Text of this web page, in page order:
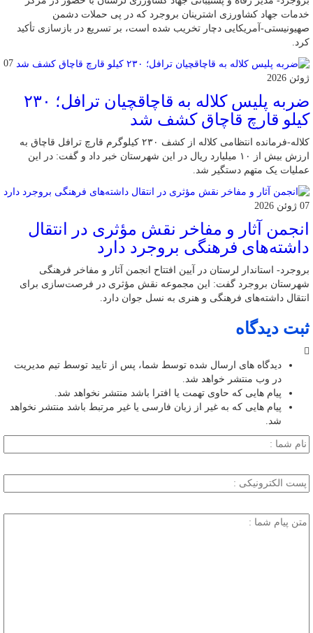
خدمات جهاد کشاورزی اشترینان بروجرد که در پی حملات دشمن
صهیونیستی-آمریکایی دچار تخریب شده است، بر تسریع در بازسازی تأکید
کرد.
07
ژوئن 2026
ضربه پلیس کلاله به قاچاقچیان ترافل؛ ۲۳۰
کیلو قارچ قاچاق کشف شد
کلاله-فرمانده انتظامی کلاله از کشف ۲۳۰ کیلوگرم قارچ ترافل قاچاق به
ارزش بیش از ۱۰ میلیارد ریال در این شهرستان خبر داد و گفت: در این
عملیات یک متهم دستگیر شد.
07 ژوئن 2026
انجمن آثار و مفاخر نقش مؤثری در انتقال
داشته‌های فرهنگی بروجرد دارد
بروجرد- استاندار لرستان در آیین افتتاح انجمن آثار و مفاخر فرهنگی
شهرستان بروجرد گفت: این مجموعه نقش مؤثری در فرصت‌سازی برای
انتقال داشته‌های فرهنگی و هنری به نسل جوان دارد.
ثبت دیدگاه
دیدگاه های ارسال شده توسط شما، پس از تایید توسط تیم مدیریت
در وب منتشر خواهد شد.
پیام هایی که حاوی تهمت یا افترا باشد منتشر نخواهد شد.
پیام هایی که به غیر از زبان فارسی یا غیر مرتبط باشد منتشر نخواهد
شد.